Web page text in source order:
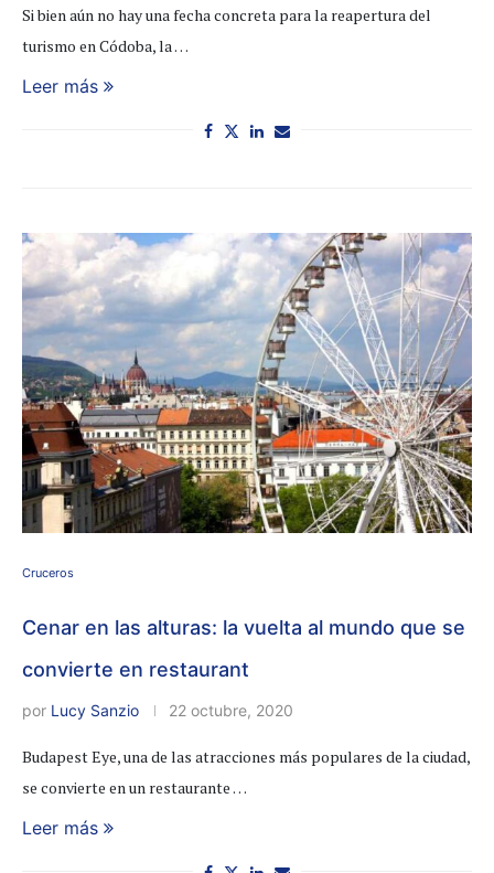
Si bien aún no hay una fecha concreta para la reapertura del
turismo en Códoba, la …
Leer más
Cruceros
Cenar en las alturas: la vuelta al mundo que se
convierte en restaurant
por Lucy Sanzio 22 octubre, 2020
Budapest Eye, una de las atracciones más populares de la ciudad,
se convierte en un restaurante …
Leer más